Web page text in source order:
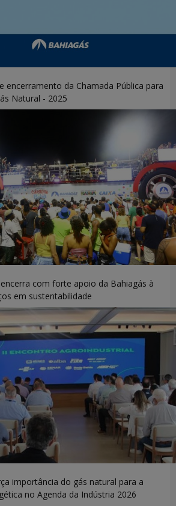
encerramento da Chamada Pública para
Natural - 2025
com forte apoio da Bahiagás à
em sustentabilidade
importância do gás natural para a
no Agenda da Indústria 2026